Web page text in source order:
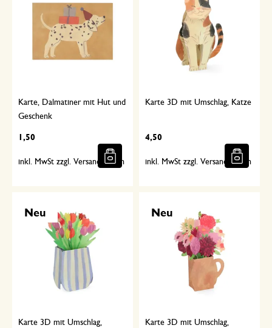
Karte, Dalmatiner mit Hut und
Geschenk
1,50
inkl. MwSt zzgl. Versandkosten
Karte 3D mit Umschlag, Katze
4,50
inkl. MwSt zzgl. Versandkosten
Neu
Karte 3D mit Umschlag,
Neu
Karte 3D mit Umschlag,